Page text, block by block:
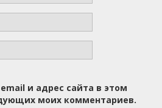
и адрес сайта в этом
моих комментариев.